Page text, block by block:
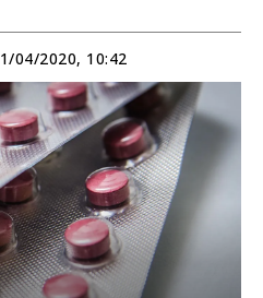
04/2020, 10:42